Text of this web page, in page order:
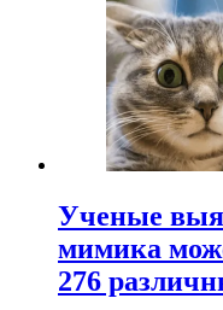
Ученые
мимика
276